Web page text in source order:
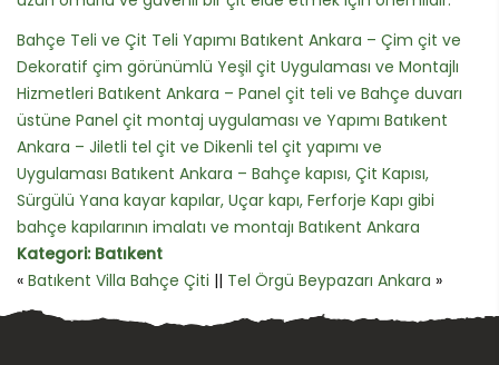
Bahçe Teli ve Çit Teli Yapımı Batıkent Ankara – Çim çit ve
Dekoratif çim görünümlü Yeşil çit Uygulaması ve Montajlı
Hizmetleri Batıkent Ankara – Panel çit teli ve Bahçe duvarı
üstüne Panel çit montaj uygulaması ve Yapımı Batıkent
Ankara – Jiletli tel çit ve Dikenli tel çit yapımı ve
Uygulaması Batıkent Ankara – Bahçe kapısı, Çit Kapısı,
Sürgülü Yana kayar kapılar, Uçar kapı, Ferforje Kapı gibi
bahçe kapılarının imalatı ve montajı Batıkent Ankara
Kategori: Batıkent
« Batıkent Villa Bahçe Çiti || Tel Örgü Beypazarı Ankara »